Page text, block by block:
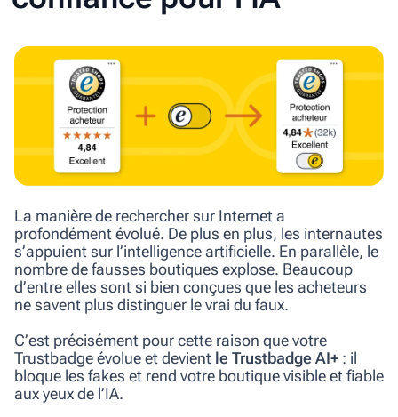
La manière de rechercher sur Internet a
profondément évolué. De plus en plus, les internautes
s’appuient sur l’intelligence artificielle. En parallèle, le
nombre de fausses boutiques explose. Beaucoup
d’entre elles sont si bien conçues que les acheteurs
ne savent plus distinguer le vrai du faux.
C’est précisément pour cette raison que votre
Trustbadge évolue et devient le Trustbadge AI+ : il
bloque les fakes et rend votre boutique visible et fiable
aux yeux de l’IA.